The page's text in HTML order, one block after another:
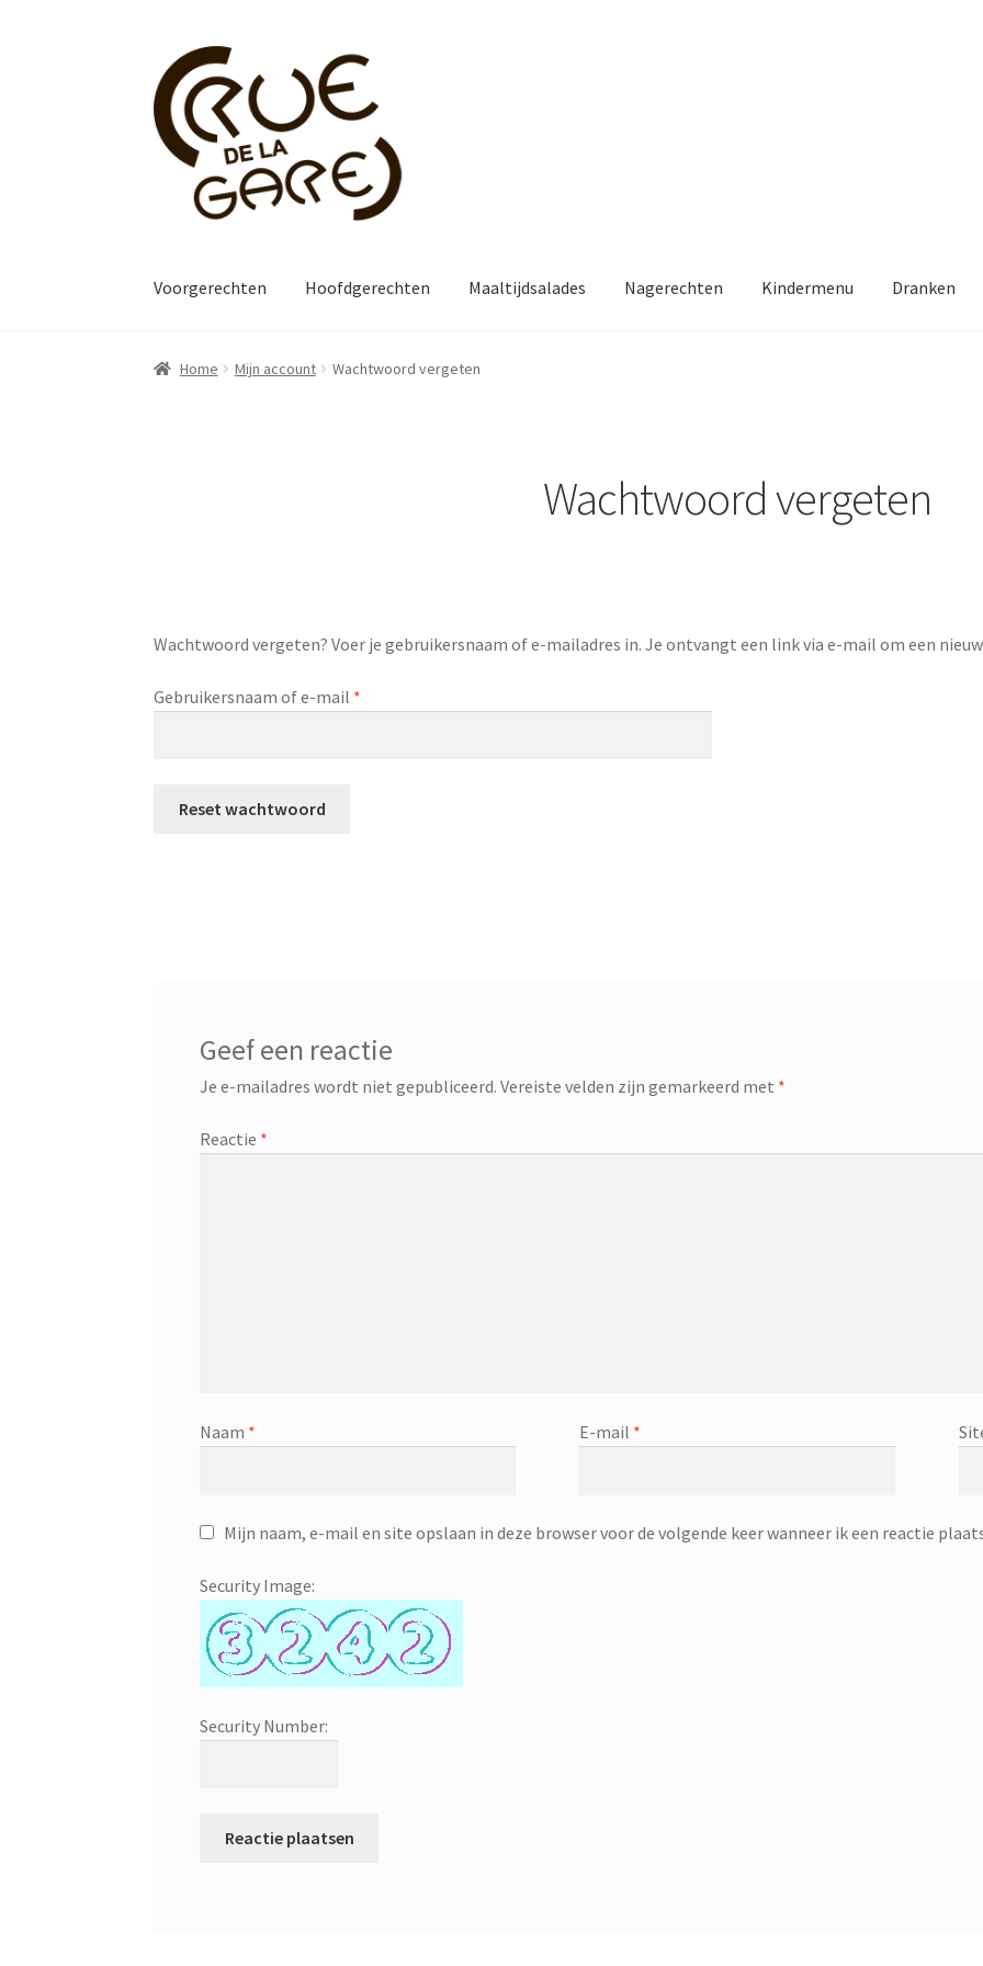
Ga
door
naar
navigatie
Ga
naar
de
inhoud
Voorgerechten Hoofdgerechten Maaltijdsalades Nagerechten Kindermenu Dranken
Home Mijn account Wachtwoord vergeten
Wachtwoord vergeten
Wachtwoord vergeten? Voer je gebruikersnaam of e-mailadres in. Je ontvangt een link via e-mail om een
Gebruikersnaam of e-mail *
Reset wachtwoord
Geef een reactie
Je e-mailadres wordt niet gepubliceerd. Vereiste velden zijn gemarkeerd met *
Reactie *
Naam * E-mail *
Mijn naam, e-mail en site opslaan in deze browser voor de volgende keer wanneer ik een reactie
Security Image:
Security Number: